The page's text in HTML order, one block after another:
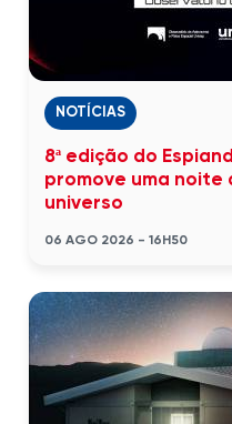
NOTÍCIAS
8ª edição do
promove uma
universo
06 AGO 2026 - 16H50